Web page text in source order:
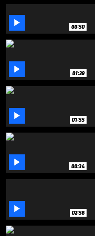
seconds
 00:50
 01:29
 01:55
 00:34
 02:56